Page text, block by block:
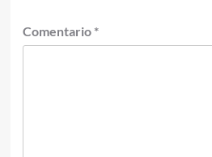
Comentario *